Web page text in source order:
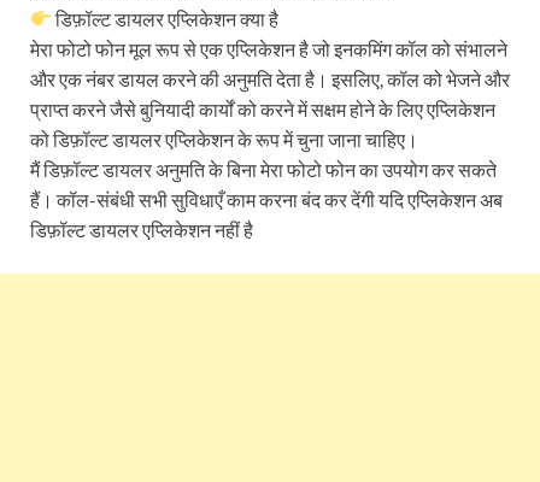
डिफ़ॉल्ट डायलर एप्लिकेशन क्या है
मेरा फोटो फोन मूल रूप से एक एप्लिकेशन है जो इनकमिंग कॉल को संभालने
और एक नंबर डायल करने की अनुमति देता है। इसलिए, कॉल को भेजने और
प्राप्त करने जैसे बुनियादी कार्यों को करने में सक्षम होने के लिए एप्लिकेशन
को डिफ़ॉल्ट डायलर एप्लिकेशन के रूप में चुना जाना चाहिए।
मैं डिफ़ॉल्ट डायलर अनुमति के बिना मेरा फोटो फोन का उपयोग कर सकते
हैं। कॉल-संबंधी सभी सुविधाएँ काम करना बंद कर देंगी यदि एप्लिकेशन अब
डिफ़ॉल्ट डायलर एप्लिकेशन नहीं है